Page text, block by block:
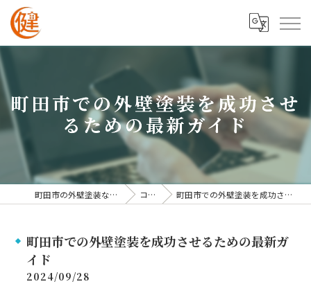
町田市での外壁塗装を成功させ
るための最新ガイド
町田市の外壁塗装なら株式会社健進 コラム 町田市での外壁塗装を成功させるための最新ガイド
町田市での外壁塗装を成功させるための最新ガ
イド
2024/09/28